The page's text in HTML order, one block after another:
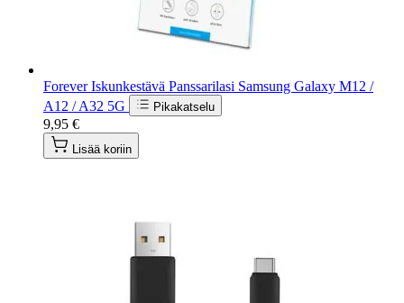
Forever Iskunkestävä Panssarilasi Samsung Galaxy M12 /
A12 / A32 5G
Pikakatselu
9,95 €
Lisää koriin